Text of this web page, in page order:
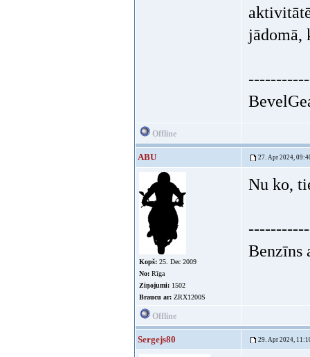
jādomā,
Offline
ABU 27. Apr 2024,
Kopš: 25. Dec 2009
No: Rīga
Ziņojumi: 1502
Braucu ar: ZRX1200S
Nu ko,
Benzīns
Offline
Sergejs80 29. Apr 2024,